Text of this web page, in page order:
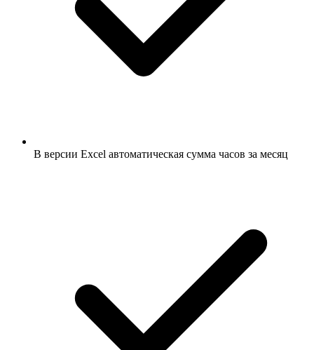
В версии Excel автоматическая сумма часов за месяц